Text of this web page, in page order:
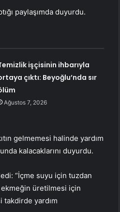
paylaşımda duyurdu.
işçisinin ihbarıyla
çıktı: Beyoğlu’nda sır
Ağustos 7, 2026
gelmemesi halinde yardım
kalacaklarını duyurdu.
“İçme suyu için tuzdan
ekmeğin üretilmesi için
takdirde yardım